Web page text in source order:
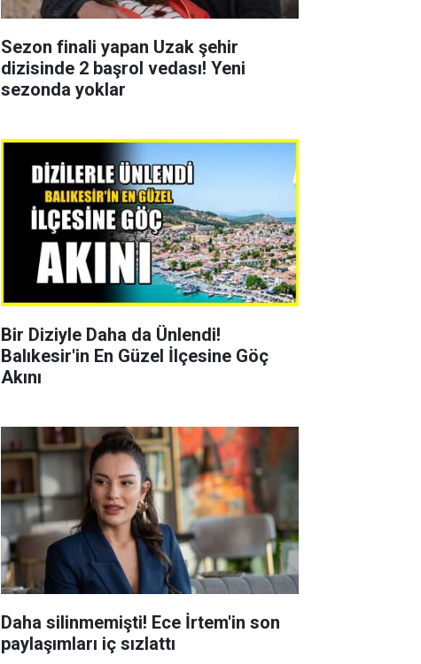
Sezon finali yapan Uzak şehir
dizisinde 2 başrol vedası! Yeni
sezonda yoklar
Bir Diziyle Daha da Ünlendi!
Balıkesir'in En Güzel İlçesine Göç
Akını
Daha silinmemişti! Ece İrtem'in son
paylaşımları iç sızlattı